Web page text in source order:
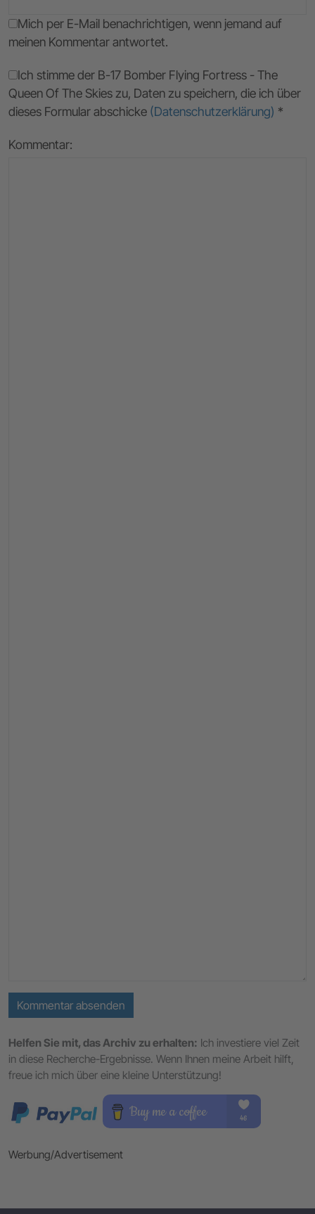
Mich per E-Mail benachrichtigen, wenn jemand auf
meinen Kommentar antwortet.
Ich stimme der B-17 Bomber Flying Fortress - The
Queen Of The Skies zu, Daten zu speichern, die ich über
dieses Formular abschicke (Datenschutzerklärung) *
Kommentar:
Kommentar absenden
Helfen Sie mit, das Archiv zu erhalten: Ich investiere viel Zeit
in diese Recherche-Ergebnisse. Wenn Ihnen meine Arbeit hilft,
freue ich mich über eine kleine Unterstützung!
Werbung/Advertisement